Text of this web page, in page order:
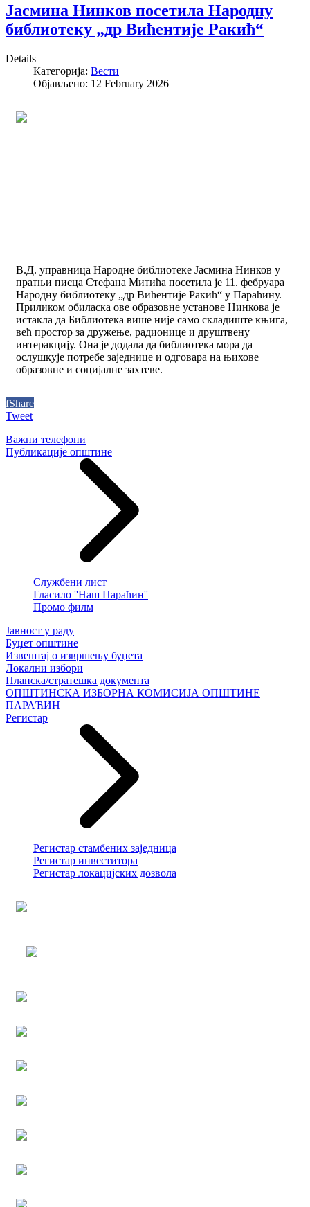
Јасмина Нинков посетила Народну
библиотеку „др Вићентије Ракић“
Details
Категорија: Вести
Објављено: 12 February 2026
В.Д. управница Народне библиотеке Јасмина Нинков у
пратњи писца Стефана Митића посетила је 11. фебруара
Народну библиотеку „др Вићентије Ракић“ у Параћину.
Приликом обиласка ове образовне установе Нинкова је
истакла да Библиотека више није само складиште књига,
већ простор за дружење, радионице и друштвену
интеракцију. Она је додала да библиотека мора да
ослушкује потребе заједнице и одговара на њихове
образовне и социјалне захтеве.
fShare
Tweet
Важни телефони
Публикације општине
Службени лист
Гласило ''Наш Параћин''
Промо филм
Јавност у раду
Буџет општине
Извештај о извршењу буџета
Локални избори
Планска/стратешка документа
ОПШТИНСКА ИЗБОРНА КОМИСИЈА ОПШТИНЕ
ПАРАЋИН
Регистар
Регистар стамбених заједница
Регистар инвеститора
Регистар локацијских дозвола